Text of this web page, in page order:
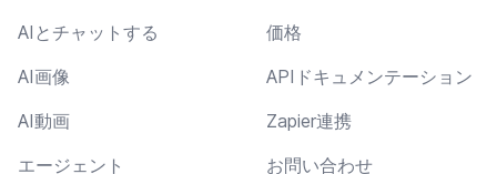
AIとチャットする
AI画像
AI動画
エージェント
価格
APIドキュメンテーション
Zapier連携
お問い合わせ